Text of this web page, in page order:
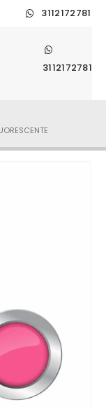
3112172781
3112172781